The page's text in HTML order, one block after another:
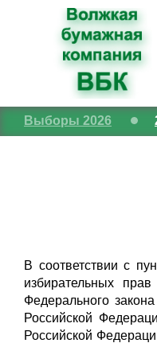
Выборы 2026
В соответствии с
избирательных
Федерального
Российской
Российской